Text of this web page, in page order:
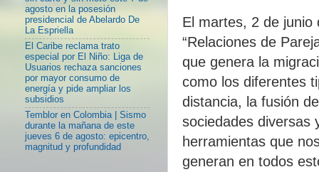
El martes, 2 de junio
“Relaciones de
que genera la
como los diferentes
distancia, la fusión
sociedades diversas
herramientas que
generan en todos
agosto en la posesión
presidencial de Abelardo De
La Espriella
El Caribe reclama trato
especial por El Niño: Liga de
Usuarios rechaza sanciones
por mayor consumo de
energía y pide ampliar los
subsidios
Temblor en Colombia | Sismo
durante la mañana de este
jueves 6 de agosto: epicentro,
magnitud y profundidad